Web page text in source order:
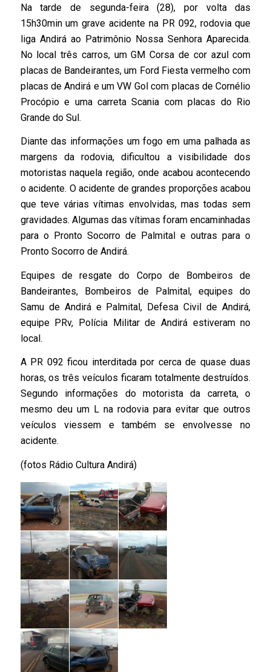
Na tarde de segunda-feira (28), por volta das
15h30min um grave acidente na PR 092, rodovia que
liga Andirá ao Patrimônio Nossa Senhora Aparecida.
No local três carros, um GM Corsa de cor azul com
placas de Bandeirantes, um Ford Fiesta vermelho com
placas de Andirá e um VW Gol com placas de Cornélio
Procópio e uma carreta Scania com placas do Rio
Grande do Sul.
Diante das informações um fogo em uma palhada as
margens da rodovia, dificultou a visibilidade dos
motoristas naquela região, onde acabou acontecendo
o acidente. O acidente de grandes proporções acabou
que teve várias vítimas envolvidas, mas todas sem
gravidades. Algumas das vítimas foram encaminhadas
para o Pronto Socorro de Palmital e outras para o
Pronto Socorro de Andirá.
Equipes de resgate do Corpo de Bombeiros de
Bandeirantes, Bombeiros de Palmital, equipes do
Samu de Andirá e Palmital, Defesa Civil de Andirá,
equipe PRv, Polícia Militar de Andirá estiveram no
local.
A PR 092 ficou interditada por cerca de quase duas
horas, os três veículos ficaram totalmente destruídos.
Segundo informações do motorista da carreta, o
mesmo deu um L na rodovia para evitar que outros
veículos viessem e também se envolvesse no
acidente.
(fotos Rádio Cultura Andirá)